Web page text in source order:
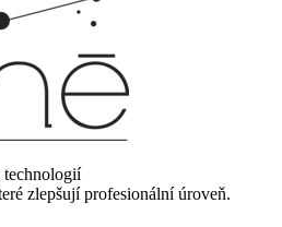
technologií
zlepšují profesionální úroveň.